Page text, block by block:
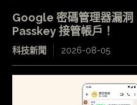
Google 密碼管理器漏
Passkey 接管帳戶！
科技新聞 2026-08-05